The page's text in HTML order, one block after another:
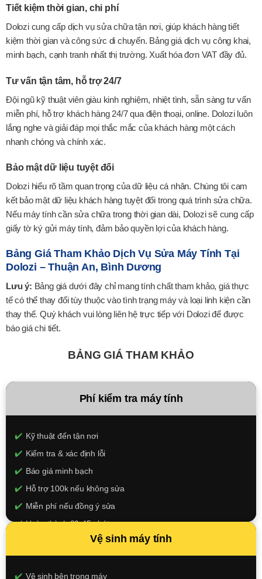
Tiết kiệm thời gian, chi phí
Dolozi cung cấp dịch vụ sửa chữa tận nơi, giúp khách hàng tiết
kiệm thời gian và công sức di chuyển. Bảng giá dịch vụ công khai,
minh bạch, cạnh tranh nhất thị trường. Xuất hóa đơn VAT đầy đủ.
Tư vấn tận tâm, hỗ trợ 24/7
Đội ngũ kỹ thuật viên giàu kinh nghiệm, nhiệt tình, sẵn sàng tư vấn
miễn phí, hỗ trợ khách hàng 24/7 qua điện thoại, online. Dolozi luôn
lắng nghe và giải đáp mọi thắc mắc của khách hàng một cách
nhanh chóng và chính xác.
Bảo mật dữ liệu tuyệt đối
Dolozi hiểu rõ tầm quan trọng của dữ liệu cá nhân. Chúng tôi cam
kết bảo mật dữ liệu khách hàng tuyệt đối trong quá trình sửa chữa.
Nếu máy tính cần sửa chữa trong thời gian dài, Dolozi sẽ cung cấp
giấy tờ ký gửi máy tính, đảm bảo quyền lợi của khách hàng.
Bảng Giá Tham Khảo Dịch Vụ Sửa Máy Tính Tại
Dolozi – Thuận An, Bình Dương
Lưu ý: Bảng giá dưới đây chỉ mang tính chất tham khảo, giá thực
tế có thể thay đổi tùy thuộc vào tình trạng máy và loại linh kiện cần
thay thế. Quý khách vui lòng liên hệ trực tiếp với Dolozi để được
báo giá chi tiết.
BẢNG GIÁ THAM KHẢO
Phí kiểm tra máy tính
Kỹ thuật đến tận nơi
Kiểm tra & xác định lỗi
Báo giá minh bạch
Hỗ trợ 100k nếu không sửa
Miễn phí nếu đồng ý sửa
Hoàn thành 30-45 phút
100.000đ
Vệ sinh máy tính
Vệ sinh bên trong máy